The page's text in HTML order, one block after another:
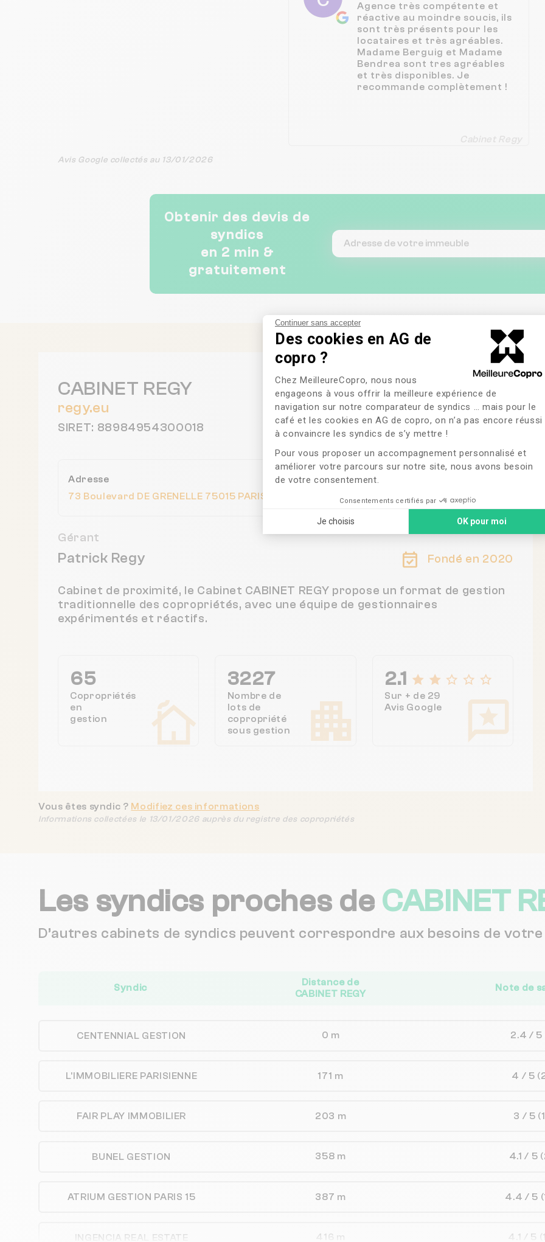
Continuer sans accepter
Des cookies en AG de
copro ?
Plateforme de Gestion du
Chez MeilleureCopro, nous nous
engageons à vous offrir la meilleure expérience de
navigation sur notre comparateur de syndics … mais pour le
café et les cookies en AG de copro, on n’a pas encore réussi
à convaincre les syndics de s’y mettre !
Pour vous proposer un accompagnement personnalisé et
améliorer votre parcours sur notre site, nous avons besoin
de votre consentement.
Consentements certifiés par
Je choisis OK pour moi
Axeptio consent
Agence très compétente et
réactive au moindre soucis, ils
sont très présents pour les
locataires et très agréables.
Madame Berguig et Madame
Bendrea sont tres agréables
et très disponibles. Je
recommande complètement !
Cabinet Regy
Avis Google collectés au 13/01/2026
Obtenir des devis de
syndics
en 2 min &
gratuitement
CABINET REGY
regy.eu
SIRET: 88984954300018
Adresse
73 Boulevard DE GRENELLE 75015 PARIS, France
Gérant
Patrick Regy Fondé en 2020
Cabinet de proximité, le Cabinet CABINET REGY propose un format de gestion
traditionnelle des copropriétés, avec une équipe de gestionnaires
expérimentés et réactifs.
65
Copropriétés
en
gestion
3227
Nombre de
lots de
copropriété
sous gestion
2.1
Sur + de 29
Avis Google
Vous êtes syndic ? Modifiez ces informations
Informations collectées le 13/01/2026 auprès du registre des copropriétés
Les syndics proches de CABINET
D’autres cabinets de syndics peuvent correspondre aux besoins de
Syndic
Distance de
CABINET REGY
Note de
CENTENNIAL GESTION 0 m 2.4 / 5
L'IMMOBILIERE PARISIENNE 171 m 4 / 5
FAIR PLAY IMMOBILIER 203 m 3 / 5
BUNEL GESTION 358 m 4.1 / 5
ATRIUM GESTION PARIS 15 387 m 4.4 / 5
INGENCIA REAL ESTATE 416 m 4.1 / 5